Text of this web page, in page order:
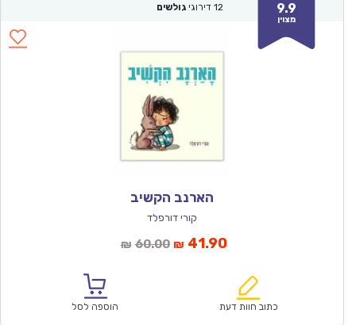
9.9
מצוין
12 דירוגי גולשים
הארנב הקשיב
קורי דורפלד
₪ 60.00המחיר
₪60.00.
₪ 41.90המחיר
הוא:
כתוב חוות דעת הוספה לסל